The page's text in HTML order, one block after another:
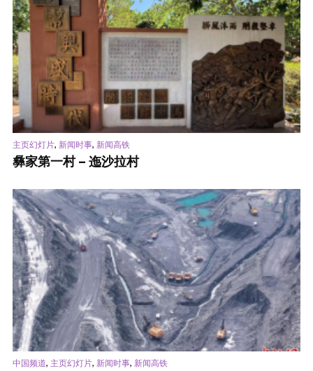
主页幻灯片, 新闻时事, 新闻高铁
彝家第一村 – 迤沙拉村
中国频道, 主页幻灯片, 新闻时事, 新闻高铁